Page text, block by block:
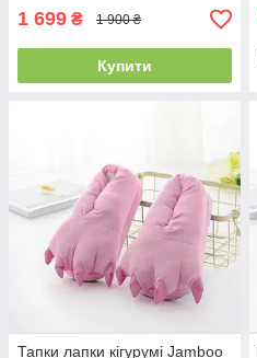
1 699 ₴ 1 900 ₴
Купити
Тапки лапки кігурумі Jamboo